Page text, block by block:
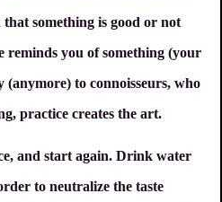
that something is good or not
reminds you of something (your
(anymore) to connoisseurs, who
practice creates the art.
and start again. Drink water
to neutralize the taste